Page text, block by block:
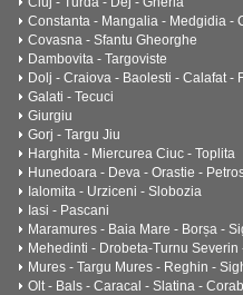
Constanta - Mangalia - Medgidia -
Covasna - Sfantu Gheorghe
Dambovita - Targoviste
Dolj - Craiova - Baolesti - Calafat -
Galati - Tecuci
Giurgiu
Gorj - Targu Jiu
Harghita - Miercurea Ciuc - Toplita
Hunedoara - Deva - Orastie -
Ialomita - Urziceni - Slobozia
Iasi - Pascani
Maramures - Baia Mare - Borșa -
Mehedinti - Drobeta-Turnu Severin
Mures - Targu Mures - Reghin -
Olt - Bals - Caracal - Slatina -